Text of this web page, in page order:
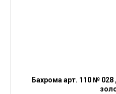
Бахрома арт. 110 №